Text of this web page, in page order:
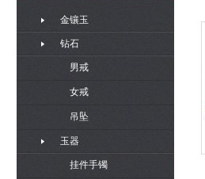
金镶玉
钻石
男戒
女戒
吊坠
玉器
挂件手镯